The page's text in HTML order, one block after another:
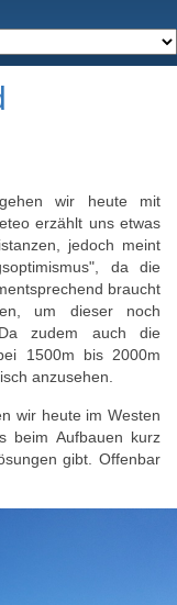
wir heute mit
erzählt uns etwas
jedoch meint
da die
braucht
um dieser noch
zudem auch die
1500m bis 2000m
anzusehen.
wir heute im Westen
beim Aufbauen kurz
gibt. Offenbar